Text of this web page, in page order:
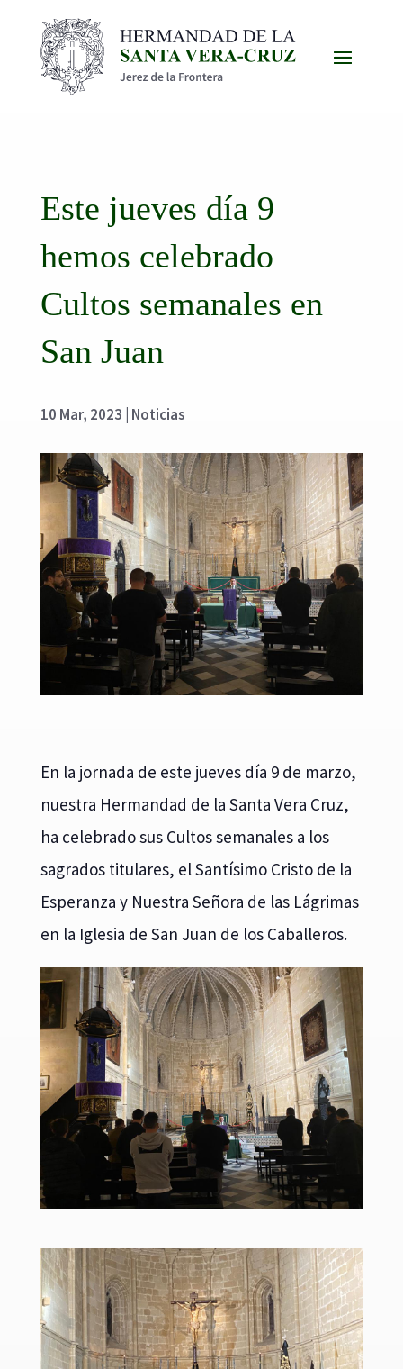
Este jueves día 9
hemos celebrado
Cultos semanales en
San Juan
10 Mar, 2023 Noticias
En la jornada de este jueves día 9 de marzo,
nuestra Hermandad de la Santa Vera Cruz,
ha celebrado sus Cultos semanales a los
sagrados titulares, el Santísimo Cristo de la
Esperanza y Nuestra Señora de las Lágrimas
en la Iglesia de San Juan de los Caballeros.